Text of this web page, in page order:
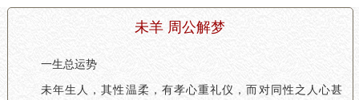
未羊 周公解梦
一生总运势
未年生人，其性温柔，有孝心重礼仪，而对同性之人心甚